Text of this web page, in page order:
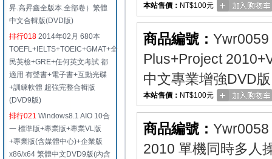
昇.高昇鑫全版本.全部卷）繁體
中文合輯版(DVD版)
排行018 2014年02月 680本
TOEFL+IELTS+TOEIC+GMAT+全
民英檢+GRE+任何英文考試 都
適用 有聲書+電子書+互動光碟
+訓練軟體 超強完整合輯版
(DVD9版)
排行021 Windows8.1 AIO 10合
一 標準版+專業版+專業VL版
+專業版(含媒體中心)+企業版
x86/x64 繁體中文DVD9版(內含
本站售價： NT$100元
商品編號： Ywr0059
Plus+Project
中文專業增強DVD
本站售價： NT$100元
商品編號： Ywr0058
2010 單機同時多人